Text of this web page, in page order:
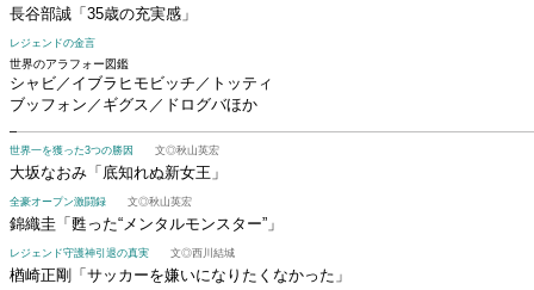
長谷部誠 「35歳の充実感」
レジェンドの金言
世界のアラフォー図鑑
シャビ／イブラヒモビッチ／トッティ
ブッフォン／ギグス／ドログバほか
世界一を獲った3つの勝因 文◎秋山英宏
大坂なおみ 「底知れぬ新女王」
全豪オープン激闘録 文◎秋山英宏
錦織圭 「甦った“メンタルモンスター”」
レジェンド守護神引退の真実 文◎西川結城
楢崎正剛 「サッカーを嫌いになりたくなかった」